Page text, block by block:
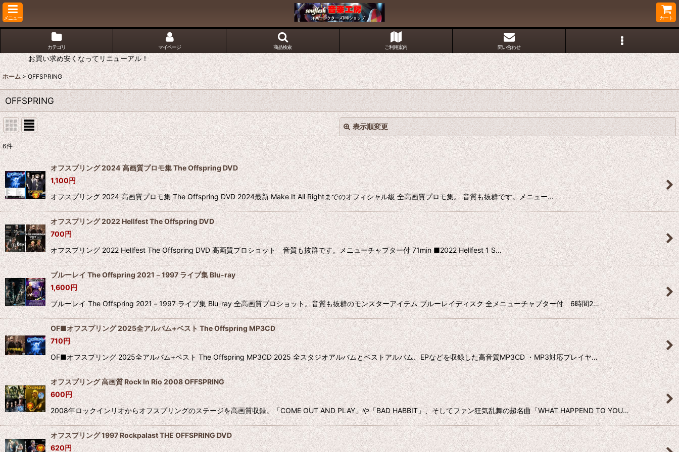
メニュー カート
カテゴリ マイページ 商品検索 ご利用案内 問い合わせ
お買い求め安くなってリニューアル！
ホーム > OFFSPRING
OFFSPRING
表示順変更
表示数:
並び順 :
絞り込む
閉じる
6件
オフスプリング 2024 高画質プロモ集 The Offspring DVD
1,100円
オフスプリング 2024 高画質プロモ集 The Offspring DVD 2024最新 Make It All Rightまでのオフィシャル級 全高画質プロモ集。 音質も抜群です。メニュー…
オフスプリング 2022 Hellfest The Offspring DVD
700円
オフスプリング 2022 Hellfest The Offspring DVD 高画質プロショット 音質も抜群です。メニューチャプター付 71min ■2022 Hellfest 1 S…
ブルーレイ The Offspring 2021－1997 ライブ集 Blu-ray
1,600円
ブルーレイ The Offspring 2021－1997 ライブ集 Blu-ray 全高画質プロショット。音質も抜群のモンスターアイテム ブルーレイディスク 全メニューチャプター付 6時間2…
OF■オフスプリング 2025全アルバム+ベスト The Offspring MP3CD
710円
OF■オフスプリング 2025全アルバム+ベスト The Offspring MP3CD 2025 全スタジオアルバムとベストアルバム、EPなどを収録した高音質MP3CD ・MP3対応プレイヤ…
オフスプリング 高画質 Rock In Rio 2008 OFFSPRING
600円
2008年ロックインリオからオフスプリングのステージを高画質収録。「COME OUT AND PLAY」や「BAD HABBIT」、そしてファン狂気乱舞の超名曲「WHAT HAPPEND TO YOU…
オフスプリング 1997 Rockpalast THE OFFSPRING DVD
620円